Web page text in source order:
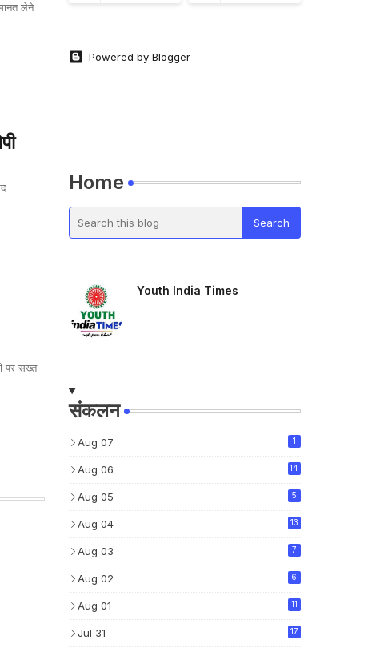
लेने
पर सख्त
Powered by Blogger
Home
Youth India Times
संकलन
Aug 07 1
Aug 06 14
Aug 05 5
Aug 04 13
Aug 03 7
Aug 02 6
Aug 01 11
Jul 31 17